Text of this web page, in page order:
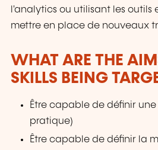
l'analytics ou utilisant les outils
mettre en place de nouveaux
WHAT ARE THE
SKILLS BEING
Être capable de définir
pratique)
Être capable de définir la